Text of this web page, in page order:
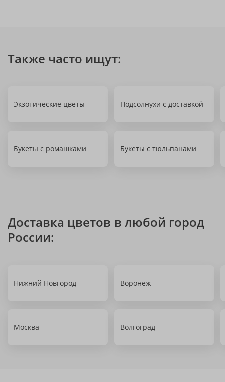
Также часто ищут:
Экзотические цветы Подсолнухи с доставкой
Букеты с ромашками Букеты с тюльпанами
Доставка цветов в любой город
России:
Нижний Новгород Воронеж
Москва Волгоград